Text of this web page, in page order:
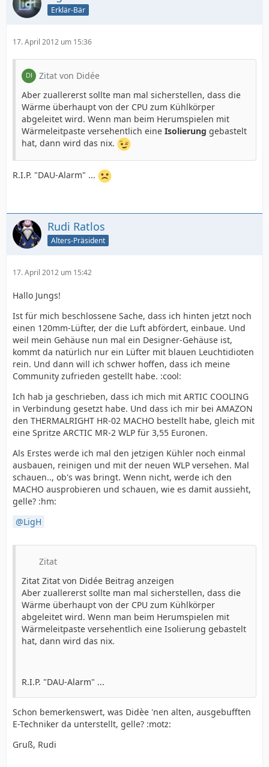
Erklär-Bär
17. April 2012 um 15:36
Zitat von Didée
Aber zuallererst sollte man mal sicherstellen, dass die
Wärme überhaupt von der CPU zum Kühlkörper
abgeleitet wird. Wenn man beim Herumspielen mit
Wärmeleitpaste versehentlich eine Isolierung gebastelt
hat, dann wird das nix.
R.I.P. "DAU-Alarm" ...
Rudi Ratlos
Alters-Präsident
17. April 2012 um 15:42
Hallo Jungs!
Ist für mich beschlossene Sache, dass ich hinten jetzt noch
einen 120mm-Lüfter, der die Luft abfördert, einbaue. Und
weil mein Gehäuse nun mal ein Designer-Gehäuse ist,
kommt da natürlich nur ein Lüfter mit blauen Leuchtidioten
rein. Und dann will ich schwer hoffen, dass ich meine
Community zufrieden gestellt habe. :cool:
Ich hab ja geschrieben, dass ich mich mit ARTIC COOLING
in Verbindung gesetzt habe. Und dass ich mir bei AMAZON
den THERMALRIGHT HR-02 MACHO bestellt habe, gleich mit
eine Spritze ARCTIC MR-2 WLP für 3,55 Euronen.
Als Erstes werde ich mal den jetzigen Kühler noch einmal
ausbauen, reinigen und mit der neuen WLP versehen. Mal
schauen.., ob's was bringt. Wenn nicht, werde ich den
MACHO ausprobieren und schauen, wie es damit aussieht,
gelle? :hm:
LigH
Zitat
Zitat Zitat von Didée Beitrag anzeigen
Aber zuallererst sollte man mal sicherstellen, dass die
Wärme überhaupt von der CPU zum Kühlkörper
abgeleitet wird. Wenn man beim Herumspielen mit
Wärmeleitpaste versehentlich eine Isolierung gebastelt
hat, dann wird das nix.
R.I.P. "DAU-Alarm" ...
Schon bemerkenswert, was Didèe 'nen alten, ausgebufften
E-Techniker da unterstellt, gelle? :motz:
Gruß, Rudi